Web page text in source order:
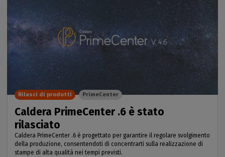
Caldera PrimeCenter .6 è stato
rilasciato
Caldera PrimeCenter .6 è progettato per garantire il regolare svolgimento
della produzione, consentendoti di concentrarti sulla realizzazione di
stampe di alta qualità nei tempi previsti.
Rilasci di prodotti PrimeCenter